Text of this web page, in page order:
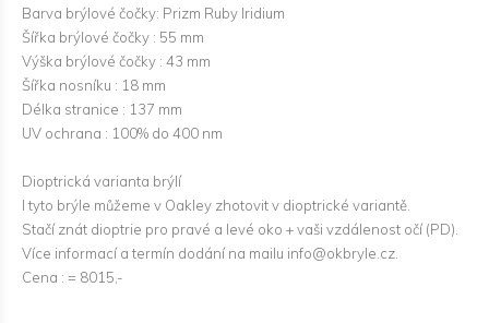
Barva brýlové čočky: Prizm Ruby Iridium
Šířka brýlové čočky : 55 mm
Výška brýlové čočky : 43 mm
Šířka nosníku : 18 mm
Délka stranice : 137 mm
UV ochrana : 100% do 400 nm
Dioptrická varianta brýlí
I tyto brýle můžeme v Oakley zhotovit v dioptrické variantě.
Stačí znát dioptrie pro pravé a levé oko + vaši vzdálenost očí (PD).
Více informací a termín dodání na mailu info@okbryle.cz.
Cena : = 8015,-